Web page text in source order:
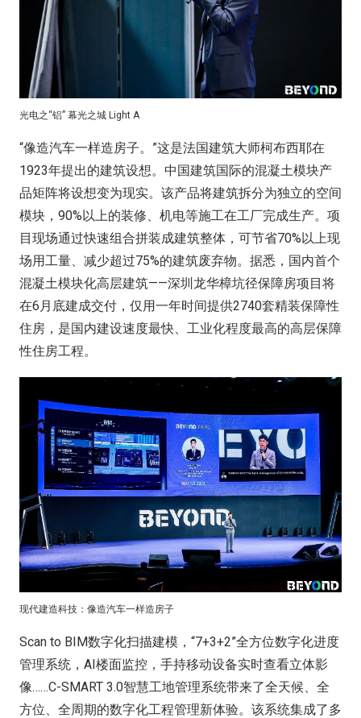
光电之“铝” 幕光之城 Light A
“像造汽车一样造房子。”这是法国建筑大师柯布西耶在
1923年提出的建筑设想。中国建筑国际的混凝土模块产
品矩阵将设想变为现实。该产品将建筑拆分为独立的空间
模块，90%以上的装修、机电等施工在工厂完成生产。项
目现场通过快速组合拼装成建筑整体，可节省70%以上现
场用工量、减少超过75%的建筑废弃物。据悉，国内首个
混凝土模块化高层建筑——深圳龙华樟坑径保障房项目将
在6月底建成交付，仅用一年时间提供2740套精装保障性
住房，是国内建设速度最快、工业化程度最高的高层保障
性住房工程。
现代建造科技：像造汽车一样造房子
Scan to BIM数字化扫描建模，“7+3+2”全方位数字化进度
管理系统，AI楼面监控，手持移动设备实时查看立体影
像……C-SMART 3.0智慧工地管理系统带来了全天候、全
方位、全周期的数字化工程管理新体验。该系统集成了多